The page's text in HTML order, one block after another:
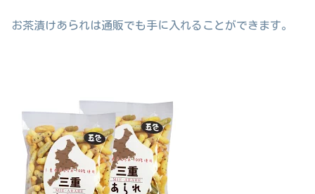
お茶漬けあられは通販でも手に入れることができます。